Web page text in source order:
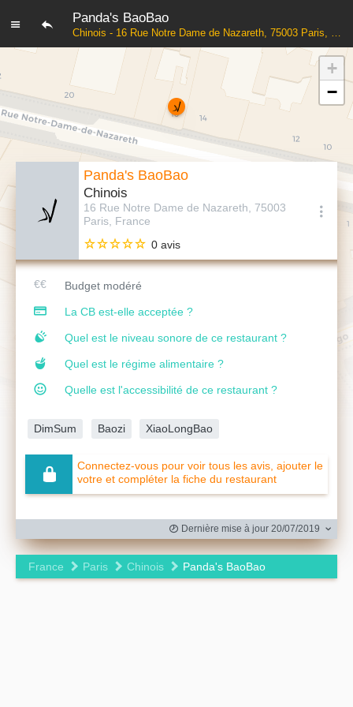
Panda's BaoBao
Chinois - 16 Rue Notre Dame de Nazareth, 75003 Paris, France
Panda's BaoBao
Chinois
16 Rue Notre Dame de Nazareth, 75003
Paris, France
0 avis
Budget modéré
La CB est-elle acceptée ?
Quel est le niveau sonore de ce restaurant ?
Quel est le régime alimentaire ?
Quelle est l'accessibilité de ce restaurant ?
DimSum Baozi XiaoLongBao
Connectez-vous pour voir tous les avis, ajouter le
votre et compléter la fiche du restaurant
Dernière mise à jour 20/07/2019
France Paris Chinois Panda's BaoBao
+
−